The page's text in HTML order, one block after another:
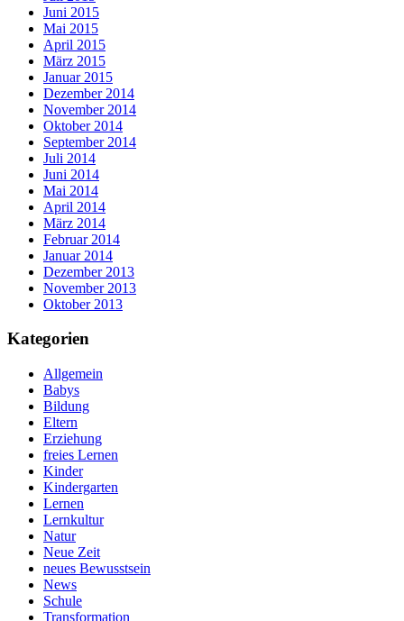
Juni 2015
Mai 2015
April 2015
März 2015
Januar 2015
Dezember 2014
November 2014
Oktober 2014
September 2014
Juli 2014
Juni 2014
Mai 2014
April 2014
März 2014
Februar 2014
Januar 2014
Dezember 2013
November 2013
Oktober 2013
Kategorien
Allgemein
Babys
Bildung
Eltern
Erziehung
freies Lernen
Kinder
Kindergarten
Lernen
Lernkultur
Natur
Neue Zeit
neues Bewusstsein
News
Schule
Transformation